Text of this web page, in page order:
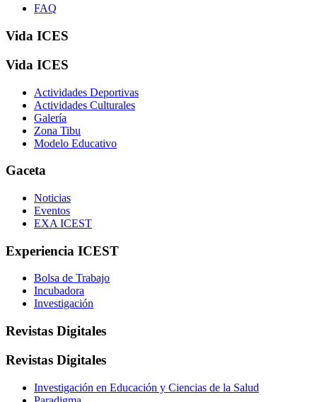
FAQ
Vida ICES
Vida ICES
Actividades Deportivas
Actividades Culturales
Galería
Zona Tibu
Modelo Educativo
Gaceta
Noticias
Eventos
EXA ICEST
Experiencia ICEST
Bolsa de Trabajo
Incubadora
Investigación
Revistas Digitales
Revistas Digitales
Investigación en Educación y Ciencias de la Salud